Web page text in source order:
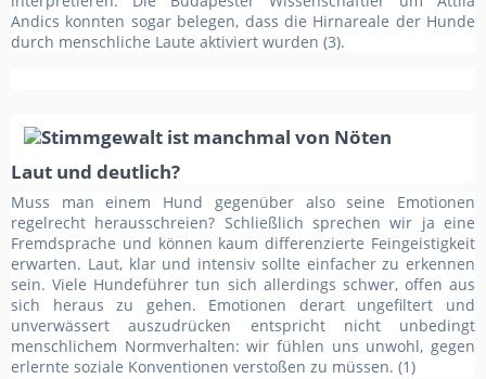
Andics konnten sogar belegen, dass die Hirnareale der Hunde
durch menschliche Laute aktiviert wurden (3).
Laut und deutlich?
Muss man einem Hund gegenüber also seine Emotionen
regelrecht herausschreien? Schließlich sprechen wir ja eine
Fremdsprache und können kaum differenzierte Feingeistigkeit
erwarten. Laut, klar und intensiv sollte einfacher zu erkennen
sein. Viele Hundeführer tun sich allerdings schwer, offen aus
sich heraus zu gehen. Emotionen derart ungefiltert und
unverwässert auszudrücken entspricht nicht unbedingt
menschlichem Normverhalten: wir fühlen uns unwohl, gegen
erlernte soziale Konventionen verstoßen zu müssen. (1)